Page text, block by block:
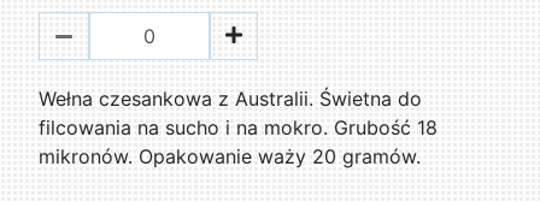
Wełna czesankowa z Australii. Świetna do
filcowania na sucho i na mokro. Grubość 18
mikronów. Opakowanie waży 20 gramów.